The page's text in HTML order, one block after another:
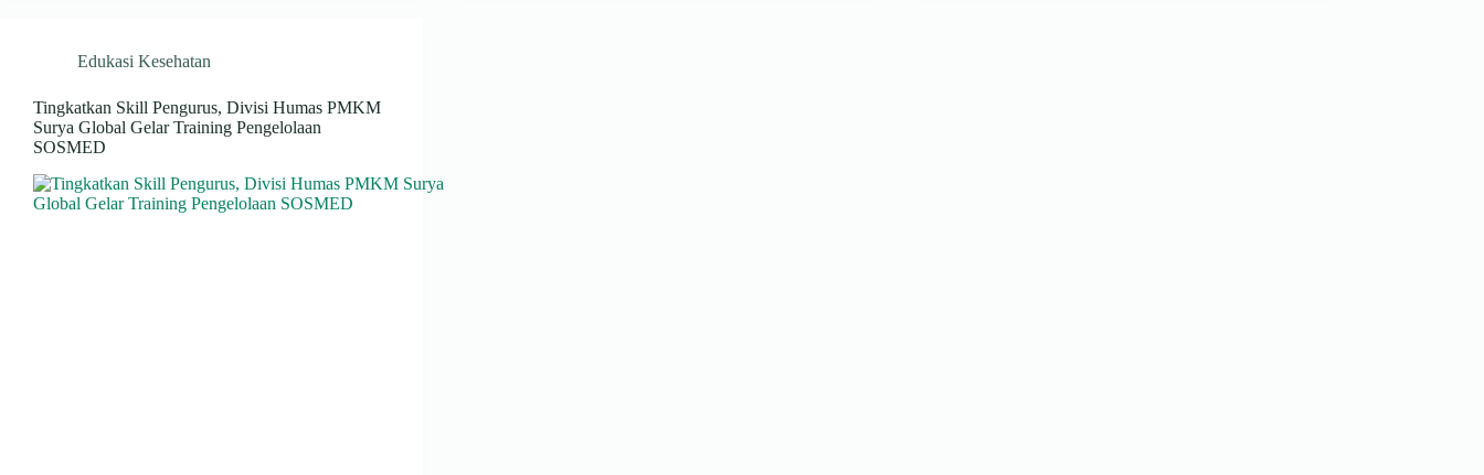
Edukasi Kesehatan
Tingkatkan Skill Pengurus, Divisi Humas PMKM
Surya Global Gelar Training Pengelolaan
SOSMED